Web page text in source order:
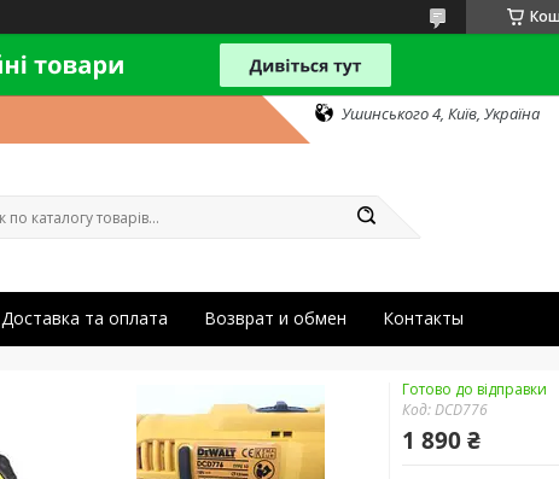
Ушинського 4, Київ, Україна
Доставка та оплата Возврат и обмен Контакты
Готово до відправки
Код:DCD776
1 890 ₴